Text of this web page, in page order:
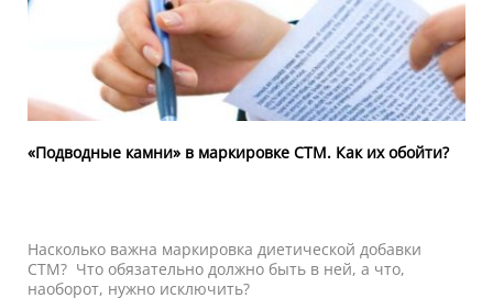
«Подводные камни» в маркировке СТМ. Как их обойти?
Насколько важна маркировка диетической добавки
СТМ? Что обязательно должно быть в ней, а что,
наоборот, нужно исключить?